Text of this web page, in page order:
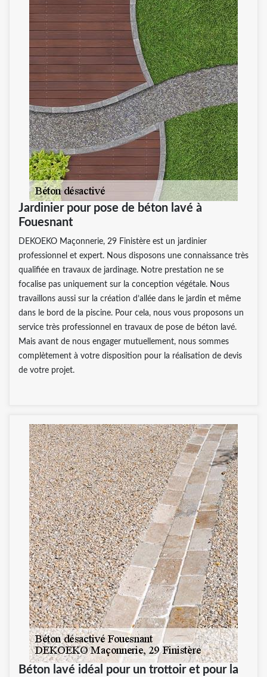
Jardinier pour pose de béton lavé à
Fouesnant
DEKOEKO Maçonnerie, 29 Finistère est un jardinier
professionnel et expert. Nous disposons une connaissance très
qualifiée en travaux de jardinage. Notre prestation ne se
focalise pas uniquement sur la conception végétale. Nous
travaillons aussi sur la création d’allée dans le jardin et même
dans le bord de la piscine. Pour cela, nous vous proposons un
service très professionnel en travaux de pose de béton lavé.
Mais avant de nous engager mutuellement, nous sommes
complètement à votre disposition pour la réalisation de devis
de votre projet.
Béton lavé idéal pour un trottoir et pour la